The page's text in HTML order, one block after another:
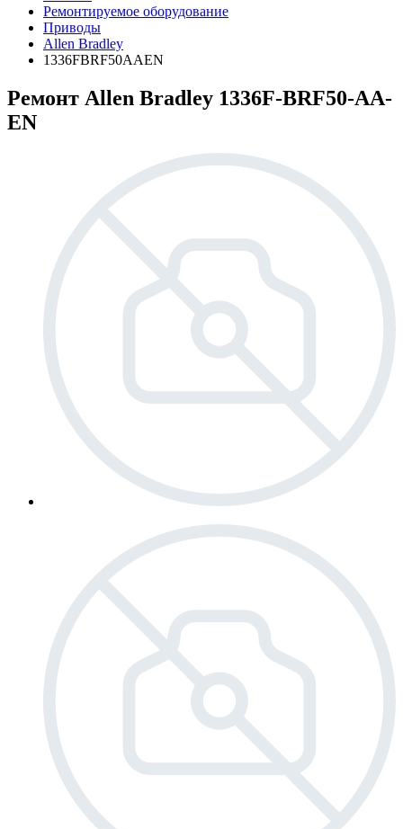
Ремонтируемое оборудование
Приводы
Allen Bradley
1336FBRF50AAEN
Ремонт Allen Bradley 1336F-BRF50-AA-
EN